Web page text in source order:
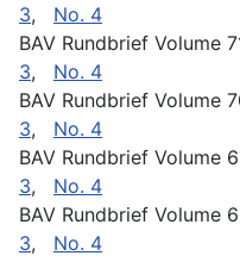
3, No. 4
BAV Rundbrief Volume
3, No. 4
BAV Rundbrief Volume
3, No. 4
BAV Rundbrief Volume
3, No. 4
BAV Rundbrief Volume
3, No. 4